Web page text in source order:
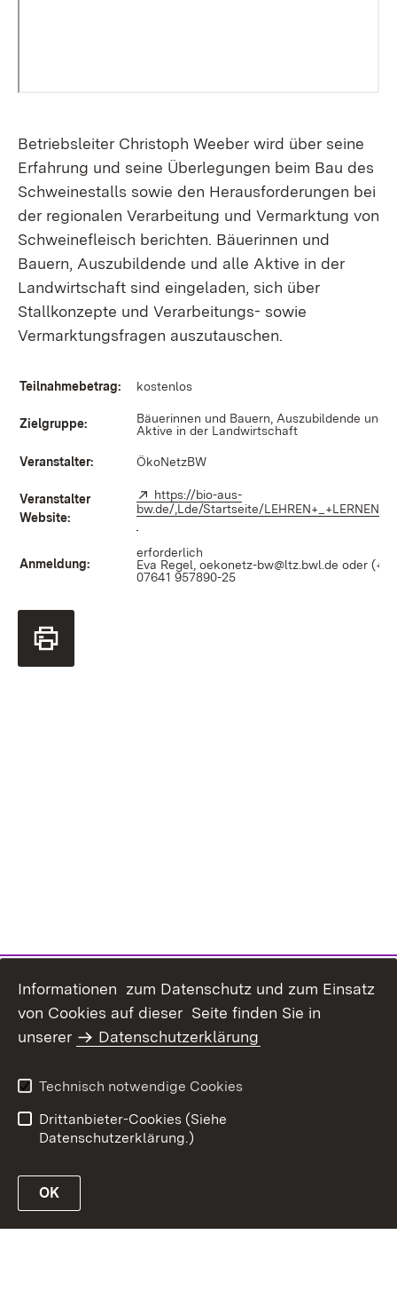
Betriebsleiter Christoph Weeber wird über seine
Erfahrung und seine Überlegungen beim Bau des
Schweinestalls sowie den Herausforderungen bei
der regionalen Verarbeitung und Vermarktung von
Schweinefleisch berichten. Bäuerinnen und
Bauern, Auszubildende und alle Aktive in der
Landwirtschaft sind eingeladen, sich über
Stallkonzepte und Verarbeitungs- sowie
Vermarktungsfragen auszutauschen.
Teilnahmebetrag: kostenlos
Zielgruppe:
Bäuerinnen und Bauern, Auszubildende und
Aktive in der Landwirtschaft
Veranstalter: ÖkoNetzBW
Veranstalter
Website:
Extern:
https://bio-aus-
bw.de/,Lde/Startseite/LEHREN+_+LERNEN/
Anmeldung:
erforderlich
Eva Regel, oekonetz-bw@ltz.bwl.de oder
07641 957890-25
Link zur Website des MLR Baden-Württemberg
Barrierefreiheit
Informationen zum Datenschutz und zum Einsatz
von Cookies auf dieser Seite finden Sie in
unserer
Datenschutzerklärung
Technisch notwendige Cookies
Drittanbieter-Cookies (Siehe
Datenschutzerklärung.)
OK